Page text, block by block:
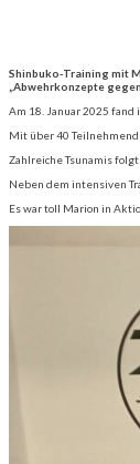
Shinbuko-Training mit
„Abwehrkonzepte
Am 18. Januar 2025
Mit über 40
Zahlreiche Tsunamis
Neben dem intensiven
Es war toll Marion in